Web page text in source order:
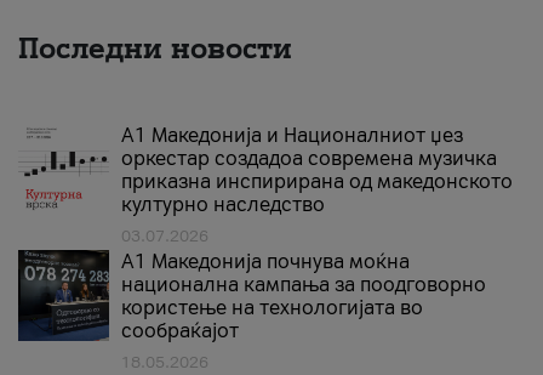
Последни новости
А1 Македонија и Националниот џез
оркестар создадоа современа музичка
приказна инспирирана од македонското
културно наследство
03.07.2026
A1 Македонија почнува моќна
национална кампања за поодговорно
користење на технологијата во
сообраќајот
18.05.2026